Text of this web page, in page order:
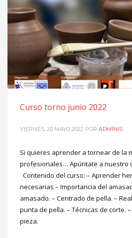
Curso torno junio 2022
VIERNES, 20 MAYO 2022 POR ADMINIS
Si quieres aprender a tornear de la
profesionales… Apúntate a nuestro
Contenido del curso: – Aprender
necesarias – Importancia del
amasado. – Centrado de pella. –
punta de pella. – Técnicas de corte.
pieza.